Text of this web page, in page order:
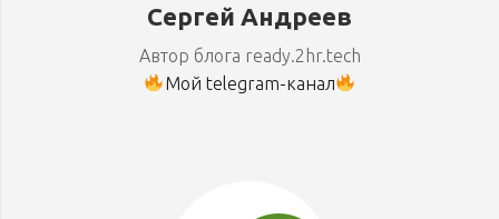
Сергей Андреев
Автор блога ready.2hr.tech
Мой telegram-канал